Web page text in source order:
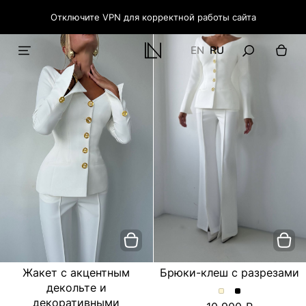
Отключите VPN для корректной работы сайта
EN RU
Жакет с акцентным
декольте и
декоративными
Брюки-клеш с разрезами
Брюки-Брюки-